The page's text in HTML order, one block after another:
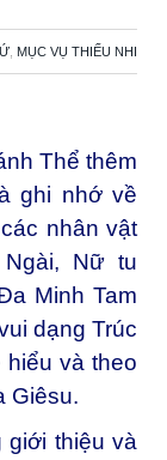
MỤC VỤ THIẾU NHI
Thể thêm
ghi nhớ về
nhân vật
Nữ tu
Minh Tam
dạng Trúc
hiểu và theo
Giêsu.
giới thiệu và